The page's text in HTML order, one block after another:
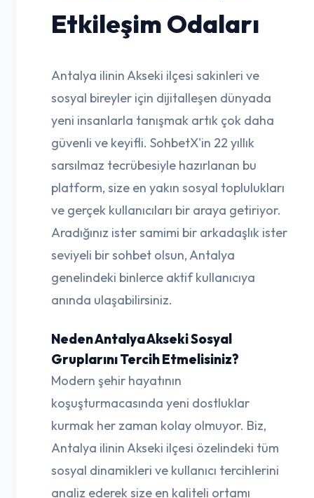
Etkileşim Odaları
Antalya ilinin Akseki ilçesi sakinleri ve
sosyal bireyler için dijitalleşen dünyada
yeni insanlarla tanışmak artık çok daha
güvenli ve keyifli. SohbetX'in 22 yıllık
sarsılmaz tecrübesiyle hazırlanan bu
platform, size en yakın sosyal toplulukları
ve gerçek kullanıcıları bir araya getiriyor.
Aradığınız ister samimi bir arkadaşlık ister
seviyeli bir sohbet olsun, Antalya
genelindeki binlerce aktif kullanıcıya
anında ulaşabilirsiniz.
Neden Antalya Akseki Sosyal
Gruplarını Tercih Etmelisiniz?
Modern şehir hayatının
koşuşturmacasında yeni dostluklar
kurmak her zaman kolay olmuyor. Biz,
Antalya ilinin Akseki ilçesi özelindeki tüm
sosyal dinamikleri ve kullanıcı tercihlerini
analiz ederek size en kaliteli ortamı